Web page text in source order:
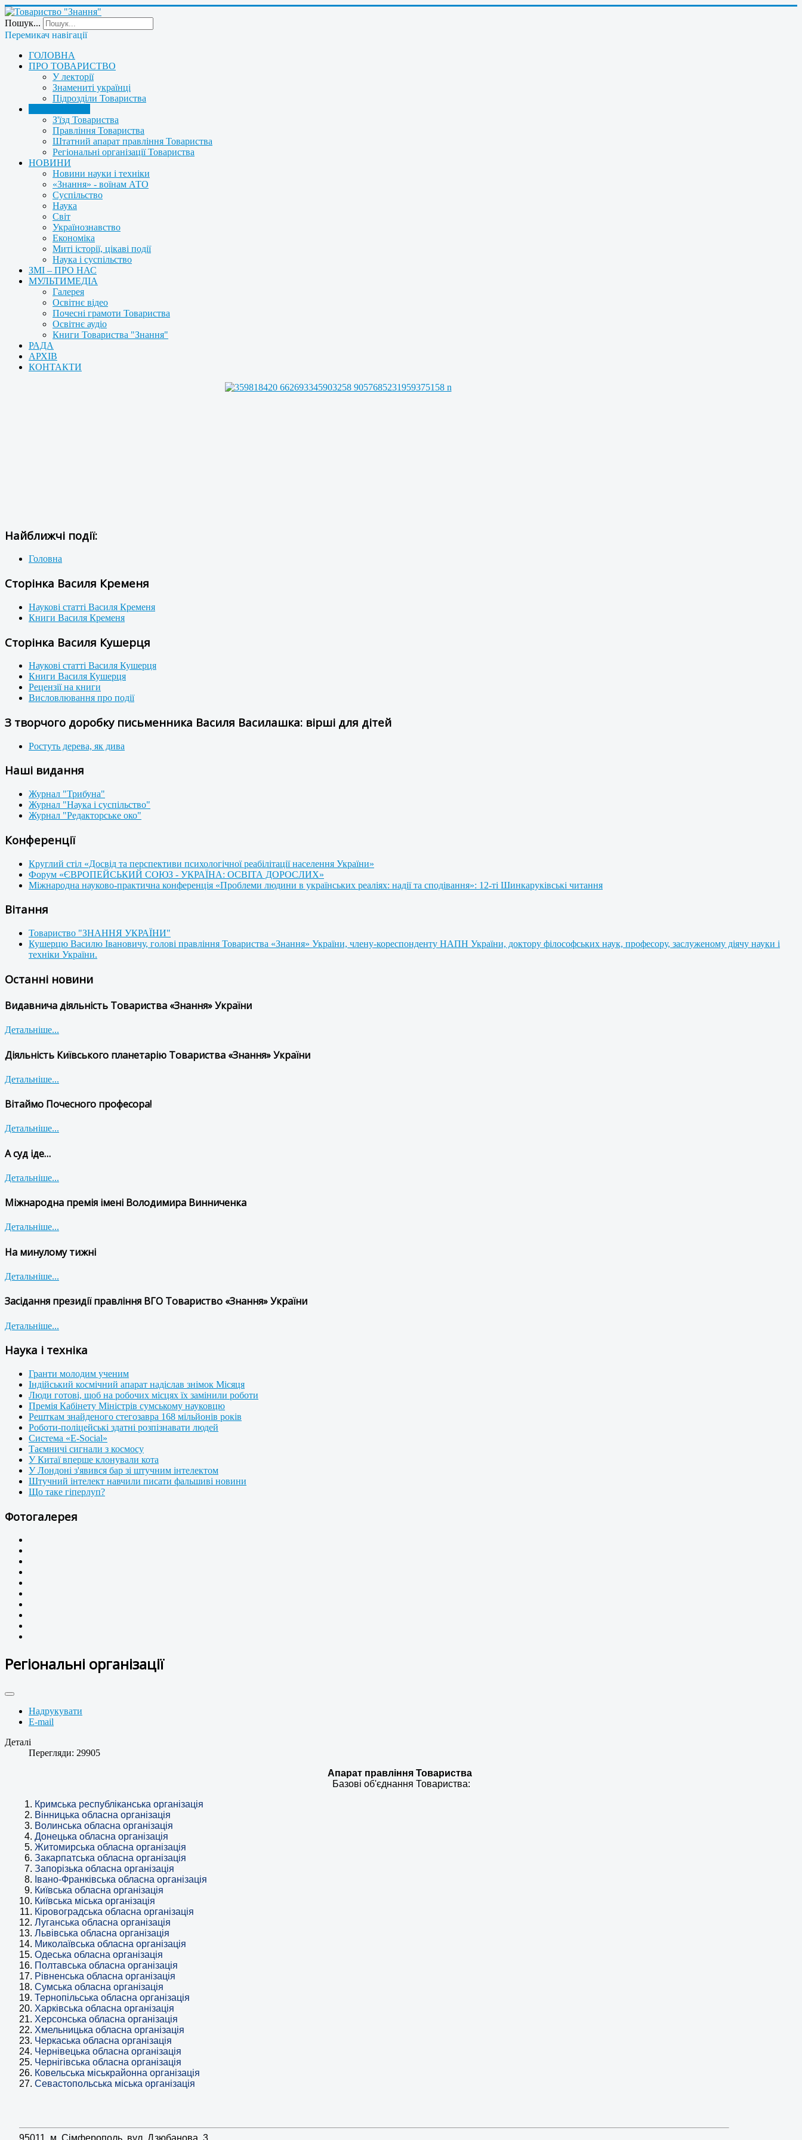
Пошук...
Перемикач навігації
ГОЛОВНА
ПРО ТОВАРИСТВО
У лекторії
Знамениті українці
Підрозділи Товариства
З'їзд Товариства
Правління Товариства
Штатний апарат правління Товариства
Регіональні організації Товариства
НОВИНИ
Новини науки і техніки
«Знання» - воїнам АТО
Суспільство
Наука
Світ
Українознавство
Економіка
Миті історії, цікаві події
Наука і суспільство
ЗМІ – ПРО НАС
МУЛЬТИМЕДІА
Галерея
Освітнє відео
Почесні грамоти Товариства
Освітнє аудіо
Книги Товариства "Знання"
РАДА
АРХІВ
КОНТАКТИ
Найближчі події:
Головна
Сторінка Василя Кременя
Наукові статті Василя Кременя
Книги Василя Кременя
Сторінка Василя Кушерця
Наукові статті Василя Кушерця
Книги Василя Кушерця
Рецензії на книги
Висловлювання про події
З творчого доробку письменника Василя Василашка: вірші для дітей
Ростуть дерева, як дива
Наші видання
Журнал "Трибуна"
Журнал "Наука і суспільство"
Журнал "Редакторське око"
Конференції
Круглий стіл «Досвід та перспективи психологічної реабілітації населення України»
Форум «ЄВРОПЕЙСЬКИЙ СОЮЗ - УКРАЇНА: ОСВІТА ДОРОСЛИХ»
Міжнародна науково-практична конференція «Проблеми людини в українських реаліях: надії та сподівання»: 12-ті Шинкаруківські читання
Вітання
Товариство "ЗНАННЯ УКРАЇНИ"
Кушерцю Василю Івановичу, голові правління Товариства «Знання» України, члену-кореспонденту НАПН України, доктору філософських наук, професору, заслуженому діячу науки і
техніки України.
Останні новини
Видавнича діяльність Товариства «Знання» України
Детальніше...
Діяльність Київського планетарію Товариства «Знання» України
Детальніше...
Вітаймо Почесного професора!
Детальніше...
А суд іде…
Детальніше...
Міжнародна премія імені Володимира Винниченка
Детальніше...
На минулому тижні
Детальніше...
Засідання президії правління ВГО Товариство «Знання» України
Детальніше...
Наука і техніка
Гранти молодим ученим
Індійський космічний апарат надіслав знімок Місяця
Люди готові, щоб на робочих місцях їх замінили роботи
Премія Кабінету Міністрів сумському науковцю
Решткам знайденого стегозавра 168 мільйонів років
Роботи-поліцейські здатні розпізнавати людей
Система «E-Social»
Таємничі сигнали з космосу
У Китаї вперше клонували кота
У Лондоні з'явився бар зі штучним інтелектом
Штучний інтелект навчили писати фальшиві новини
Що таке гіперлуп?
Фотогалерея
Регіональні організації
Надрукувати
E-mail
Деталі
Перегляди: 29905
Апарат правління Товариства
Базові об'єднання Товариства:
Кримська республіканська організація
Вінницька обласна організація
Волинська обласна організація
Донецька обласна організація
Житомирська обласна організація
Закарпатська обласна організація
Запорізька обласна організація
Івано-Франківська обласна організація
Київська обласна організація
Київська міська організація
Кіровоградська обласна організація
Луганська обласна організація
Львівська обласна організація
Миколаївська обласна організація
Одеська обласна організація
Полтавська обласна організація
Рівненська обласна організація
Сумська обласна організація
Тернопільська обласна організація
Харківська обласна організація
Херсонська обласна організація
Хмельницька обласна організація
Черкаська обласна організація
Чернівецька обласна організація
Чернігівська обласна організація
Ковельська міськрайонна організація
Севастопольська міська організація